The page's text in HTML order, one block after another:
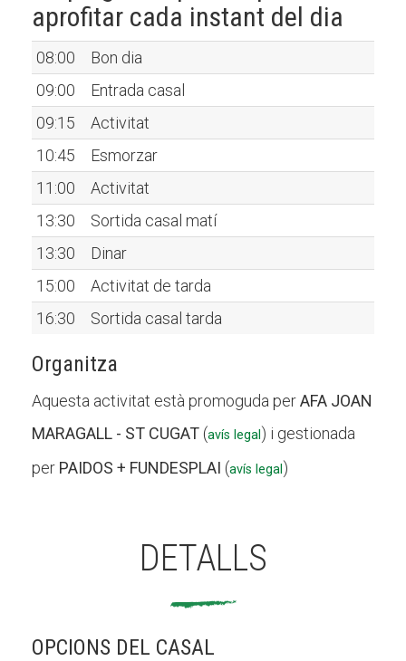
aprofitar cada instant del dia
08:00
Bon dia
09:00
Entrada casal
09:15
Activitat
10:45
Esmorzar
11:00
Activitat
13:30
Sortida casal matí
13:30
Dinar
15:00
Activitat de tarda
16:30
Sortida casal tarda
Organitza
Aquesta activitat està promoguda perAFA JOAN
MARAGALL - ST CUGAT (avís legal) i gestionada
per PAIDOS + FUNDESPLAI (avís legal)
DETALLS
OPCIONS DEL CASAL